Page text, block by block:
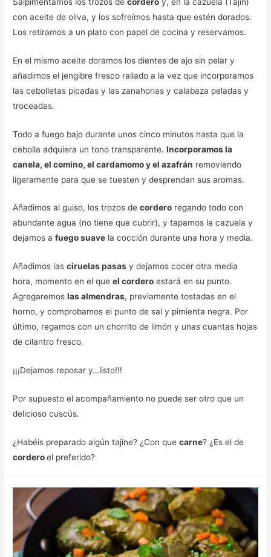
con aceite de oliva, y los sofreímos hasta que estén dorados.
Los retiramos a un plato con papel de cocina y reservamos.
En el mismo aceite doramos los dientes de ajo sin pelar y
añadimos el jengibre fresco rallado a la vez que incorporamos
las cebolletas picadas y las zanahorias y calabaza peladas y
troceadas.
Todo a fuego bajo durante unos cinco minutos hasta que la
cebolla adquiera un tono transparente.Incorporamos la
canela, el comino, el cardamomo y el azafrán removiendo
ligeramente para que se tuesten y desprendan sus aromas.
Añadimos al guiso, los trozos decordero regando todo con
abundante agua (no tiene que cubrir), y tapamos la cazuela y
dejamos afuego suave la cocción durante una hora y media.
Añadimos lasciruelas pasas y dejamos cocer otra media
hora, momento en el queel cordero estará en su punto.
Agregaremoslas almendras, previamente tostadas en el
horno, y comprobamos el punto de sal y pimienta negra. Por
último, regamos con un chorrito de limón y unas cuantas hojas
de cilantro fresco.
¡¡¡Dejamos reposar y…listo!!!
Por supuesto el acompañamiento no puede ser otro que un
delicioso cuscús.
¿Habéis preparado algún tajine? ¿Con quecarne? ¿Es el de
corderoel preferido?